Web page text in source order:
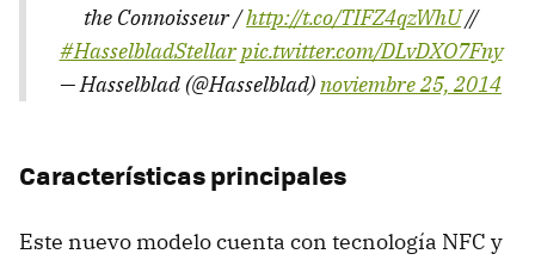
the Connoisseur /http://t.co/TIFZ4qzWhU//
#HasselbladStellarpic.twitter.com/DLvDXO7Fny
— Hasselblad (@Hasselblad)noviembre 25, 2014
Características principales
Este nuevo modelo cuenta con tecnología NFC y